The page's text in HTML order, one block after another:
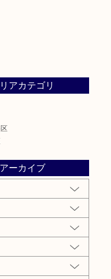
アカテゴリ
アーカイブ